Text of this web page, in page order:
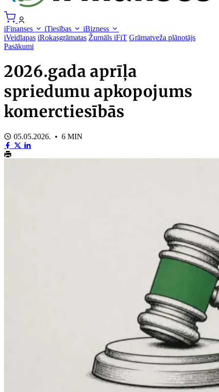
iFinanses iTiesības
iBizness
iVeidlapas iRokasgrāmatas Žurnāls iFiT Grāmatveža plānotājs
Pasākumi
2026.gada aprīļa
spriedumu apkopojums
komerctiesībās
05.05.2026. • 6 MIN